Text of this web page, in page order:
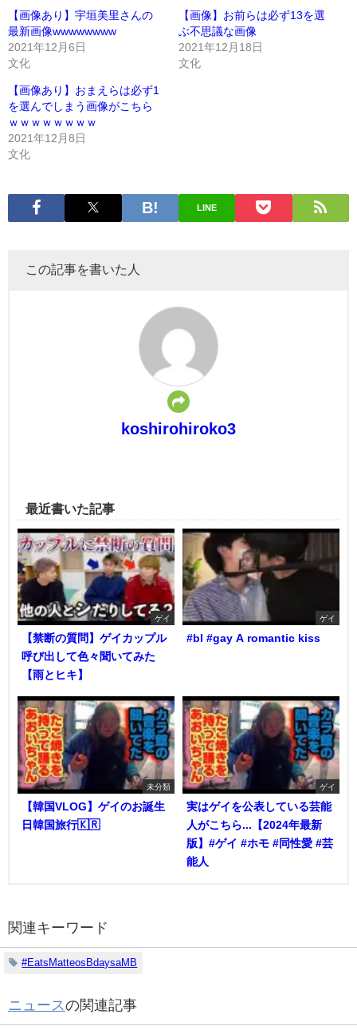
【画像あり】宇垣美里さんの
最新画像wwwwwwww
2021年12月6日
文化
【画像】お前らは必ず13を選
ぶ不思議な画像
2021年12月18日
文化
【画像あり】おまえらは必ず1
を選んでしまう画像がこちら
ｗｗｗｗｗｗｗｗ
2021年12月8日
文化
LINE
この記事を書いた人
koshirohiroko3
最近書いた記事
ゲイ
【禁断の質問】ゲイカップル
呼び出して色々聞いてみた
【雨とヒキ】
ゲイ
#bl #gay A romantic kiss
未分類
【韓国VLOG】ゲイのお誕生
日韓国旅行🇰🇷
ゲイ
実はゲイを公表している芸能
人がこちら...【2024年最新
版】#ゲイ #ホモ #同性愛 #芸
能人
関連キーワード
#EatsMatteosBdaysaMB
ニュースの関連記事